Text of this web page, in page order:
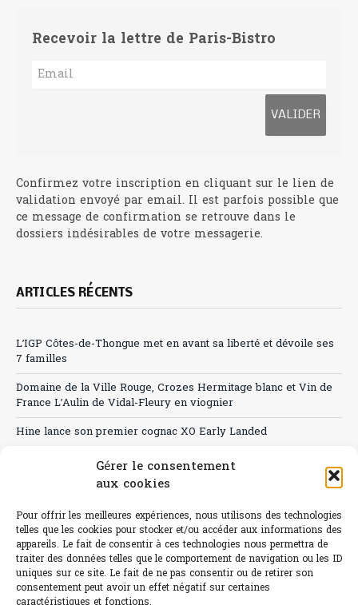
Gérer le consentement
aux cookies
Pour offrir les meilleures expériences, nous utilisons des technologies
telles que les cookies pour stocker et/ou accéder aux informations des
appareils. Le fait de consentir à ces technologies nous permettra de
traiter des données telles que le comportement de navigation ou les ID
uniques sur ce site. Le fait de ne pas consentir ou de retirer son
consentement peut avoir un effet négatif sur certaines
Recevoir la lettre de Paris-Bistro
Confirmez votre inscription en cliquant sur le lien de
validation envoyé par email. Il est parfois possible que
ce message de confirmation se retrouve dans le
dossiers indésirables de votre messagerie.
ARTICLES RÉCENTS
L’IGP Côtes-de-Thongue met en avant sa liberté et dévoile ses
7 familles
Domaine de la Ville Rouge, Crozes Hermitage blanc et Vin de
France L’Aulin de Vidal-Fleury en viognier
Hine lance son premier cognac XO Early Landed
Canicule : A quand le CHR à « l’heure espagnole » ?
Sélection de rosés 2026
L'abus d'alcool est dangereux pour la santé.